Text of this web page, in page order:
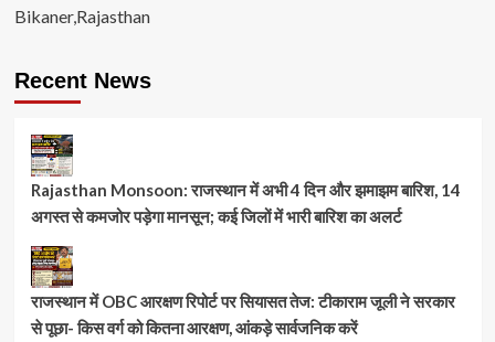
Bikaner,Rajasthan
Recent News
Rajasthan Monsoon: राजस्थान में अभी 4 दिन और झमाझम बारिश, 14
अगस्त से कमजोर पड़ेगा मानसून; कई जिलों में भारी बारिश का अलर्ट
राजस्थान में OBC आरक्षण रिपोर्ट पर सियासत तेज: टीकाराम जूली ने सरकार
से पूछा- किस वर्ग को कितना आरक्षण, आंकड़े सार्वजनिक करें